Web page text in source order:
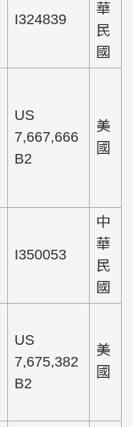
I324839
華
民
國
US
7,667,666
B2
美
國
I350053
中
華
民
國
US
7,675,382
B2
美
國